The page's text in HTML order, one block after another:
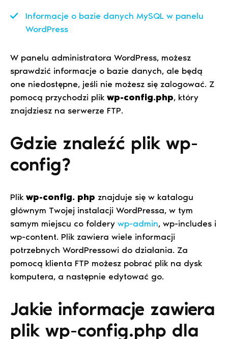
Informacje o bazie danych MySQL w panelu
WordPress
W panelu administratora WordPress, możesz
sprawdzić informacje o bazie danych, ale będą
one niedostępne, jeśli nie możesz się zalogować. Z
pomocą przychodzi plik wp-config.php, który
znajdziesz na serwerze FTP.
Gdzie znaleźć plik wp-
config?
Plik wp-config. php znajduje się w katalogu
głównym Twojej instalacji WordPressa, w tym
samym miejscu co foldery wp-admin, wp-includes i
wp-content. Plik zawiera wiele informacji
potrzebnych WordPressowi do działania. Za
pomocą klienta FTP możesz pobrać plik na dysk
komputera, a następnie edytować go.
Jakie informacje zawiera
plik wp-config.php dla